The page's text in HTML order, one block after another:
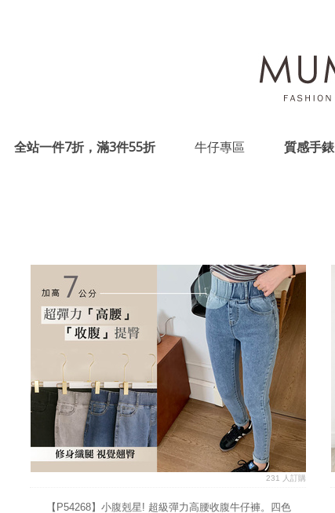
全站一件7折，滿3件55折 牛仔專區 質感手錶
231 人訂購
【P54268】小腹剋星! 超級彈力高腰收腹牛仔褲。四色